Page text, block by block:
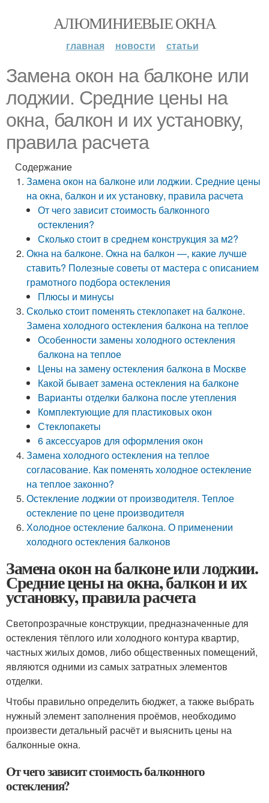
АЛЮМИНИЕВЫЕ ОКНА
главная новости статьи
Замена окон на балконе или
лоджии. Средние цены на
окна, балкон и их установку,
правила расчета
Содержание
Замена окон на балконе или лоджии. Средние цены
на окна, балкон и их установку, правила расчета
От чего зависит стоимость балконного
остекления?
Сколько стоит в среднем конструкция за м2?
Окна на балконе. Окна на балкон —, какие лучше
ставить? Полезные советы от мастера с описанием
грамотного подбора остекления
Плюсы и минусы
Сколько стоит поменять стеклопакет на балконе.
Замена холодного остекления балкона на теплое
Особенности замены холодного остекления
балкона на теплое
Цены на замену остекления балкона в Москве
Какой бывает замена остекления на балконе
Варианты отделки балкона после утепления
Комплектующие для пластиковых окон
Стеклопакеты
6 аксессуаров для оформления окон
Замена холодного остекления на теплое
согласование. Как поменять холодное остекление
на теплое законно?
Остекление лоджии от производителя. Теплое
остекление по цене производителя
Холодное остекление балкона. О применении
холодного остекления балконов
Замена окон на балконе или лоджии.
Средние цены на окна, балкон и их
установку, правила расчета
Светопрозрачные конструкции, предназначенные для
остекления тёплого или холодного контура квартир,
частных жилых домов, либо общественных помещений,
являются одними из самых затратных элементов
отделки.
Чтобы правильно определить бюджет, а также выбрать
нужный элемент заполнения проёмов, необходимо
произвести детальный расчёт и выяснить цены на
балконные окна.
От чего зависит стоимость балконного
остекления?